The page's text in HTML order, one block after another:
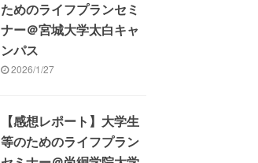
ためのライフプランセミ
ナー＠宮城大学太白キャ
ンパス
2026/1/27
【感想レポート】大学生
等のためのライフプラン